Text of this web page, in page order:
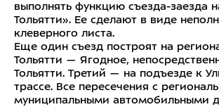
выполнять функцию съезда-заезда
Тольятти». Ее сделают в виде
клеверного листа.
Еще один съезд построят на
Тольятти — Ягодное,
Тольятти. Третий — на подъезде к
трассе. Все пересечения с
муниципальными автомобильными